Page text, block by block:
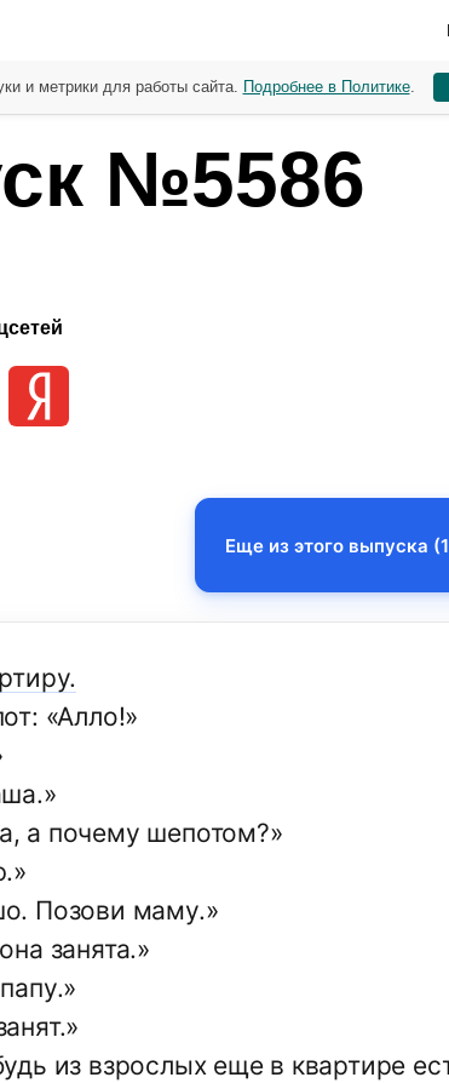
№5586
Еще из этого выпуска
«Алло!»
а почему шепотом?»
Позови маму.»
занята.»
из взрослых еще в квартире
и метрики для работы сайта. Подробнее в Политике.